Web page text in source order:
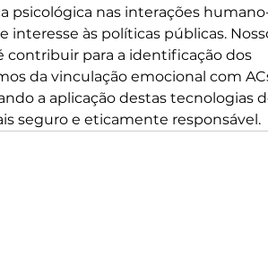
psicológica nas interações
interesse às políticas públicas.
contribuir para a identificação dos
da vinculação emocional com
a aplicação destas tecnologias
seguro e eticamente responsável.